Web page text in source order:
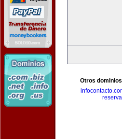
Otros